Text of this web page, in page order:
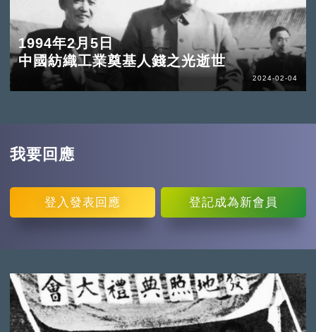
1994年2月5日
中國紡織工業奠基人錢之光逝世
2024-02-04
我要回應
登入 發表回應 登記成為新會員